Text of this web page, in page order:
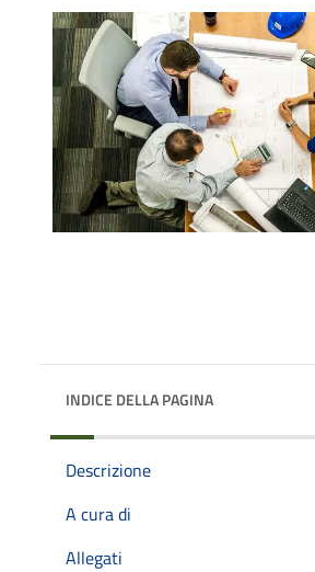
INDICE DELLA PAGINA
Descrizione
A cura di
Allegati